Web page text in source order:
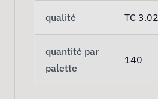
qualité TC 3.02
quantité par
palette
140